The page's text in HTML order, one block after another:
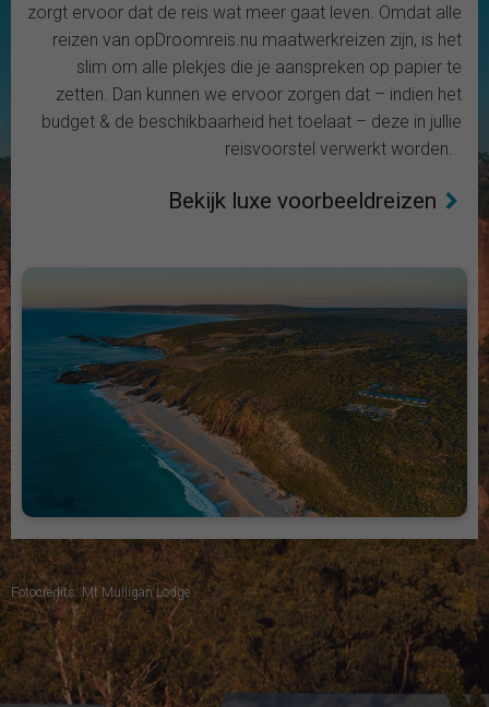
zorgt ervoor dat de reis wat meer gaat leven. Omdat alle
reizen van opDroomreis.nu maatwerkreizen zijn, is het
slim om alle plekjes die je aanspreken op papier te
zetten. Dan kunnen we ervoor zorgen dat – indien het
budget & de beschikbaarheid het toelaat – deze in jullie
reisvoorstel verwerkt worden.
Bekijk luxe voorbeeldreizen
Fotocredits: Mt Mulligan Lodge